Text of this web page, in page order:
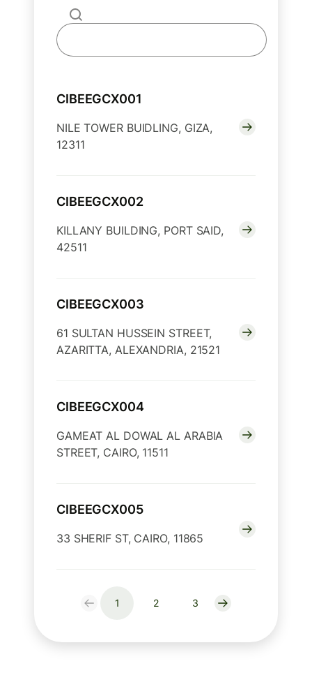
CIBEEGCX001
NILE TOWER BUIDLING, GIZA,
12311
CIBEEGCX002
KILLANY BUILDING, PORT SAID,
42511
CIBEEGCX003
61 SULTAN HUSSEIN STREET,
AZARITTA, ALEXANDRIA, 21521
CIBEEGCX004
GAMEAT AL DOWAL AL ARABIA
STREET, CAIRO, 11511
CIBEEGCX005
33 SHERIF ST, CAIRO, 11865
1 2 3